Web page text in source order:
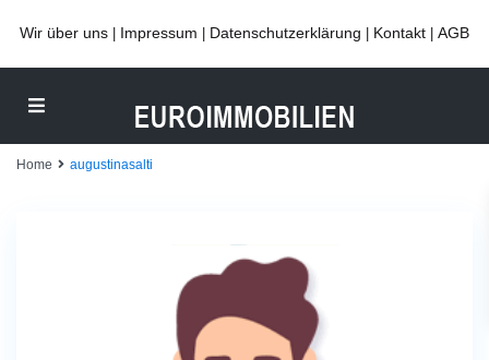
Wir über uns Impressum Datenschutzerklärung Kontakt AGB
Home augustinasalti